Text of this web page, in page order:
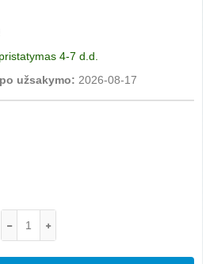
4-7 d.d.
užsakymo: 2026-08-17